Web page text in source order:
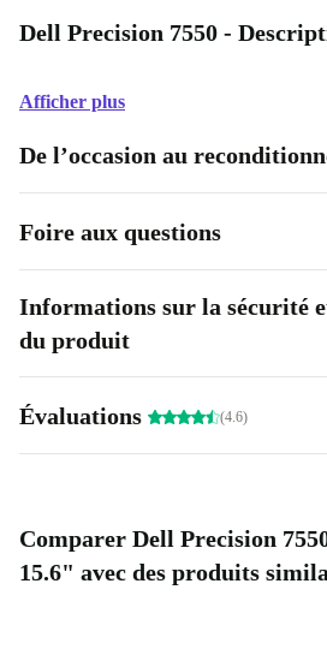
Dell Precision 7550 -
Afficher plus
De l’occasion au
Foire aux questions
Informations sur la sécurité
du produit
Évaluations (4.6)
Comparer Dell Precision
15.6" avec des produits